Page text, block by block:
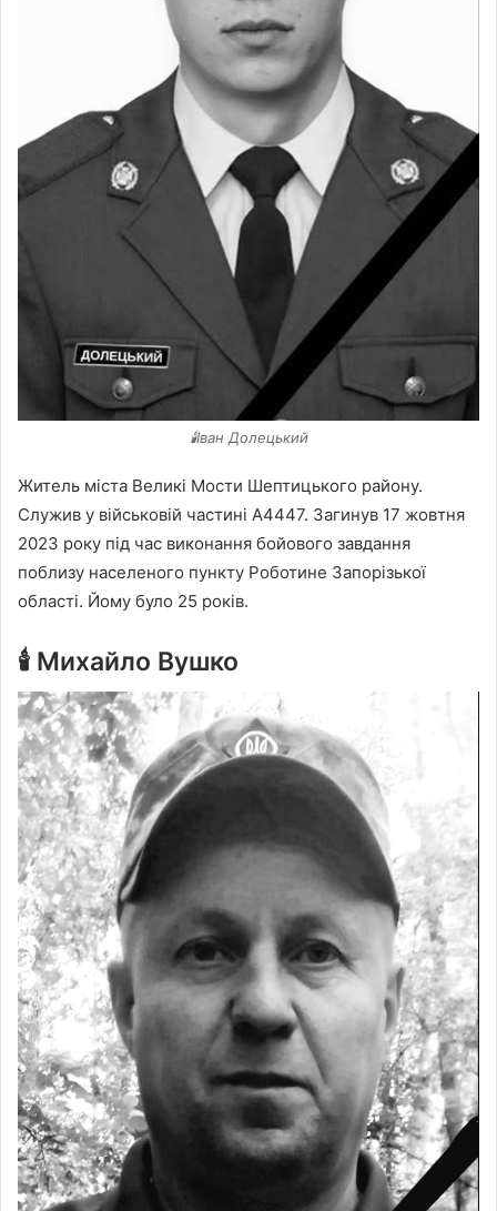
🕯️Іван Долецький
Житель міста Великі Мости Шептицького району.
Служив у військовій частині А4447. Загинув 17 жовтня
2023 року під час виконання бойового завдання
поблизу населеного пункту Роботине Запорізької
області. Йому було 25 років.
🕯️ Михайло Вушко